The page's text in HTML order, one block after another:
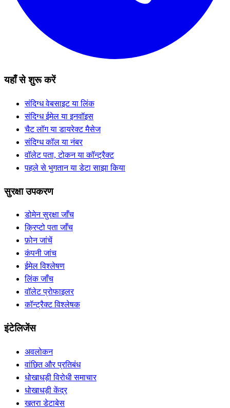
यहाँ से शुरू करें
संदिग्ध वेबसाइट या लिंक
संदिग्ध ईमेल या इनवॉइस
चैट लॉग या डायरेक्ट मैसेज
संदिग्ध कॉल या नंबर
वॉलेट पता, टोकन या कॉन्ट्रैक्ट
पहले से भुगतान या डेटा साझा किया
सुरक्षा उपकरण
डोमेन सुरक्षा जाँच
क्रिप्टो पता जाँच
फ़ोन जांचें
कंपनी जांच
ईमेल विश्लेषण
लिंक जाँच
वॉलेट प्रोफाइलर
कॉन्ट्रैक्ट विश्लेषक
इंटेलिजेंस
अवलोकन
वांछित और प्रतिबंध
धोखाधड़ी विरोधी समाचार
धोखाधड़ी केंद्र
खतरा डेटाबेस